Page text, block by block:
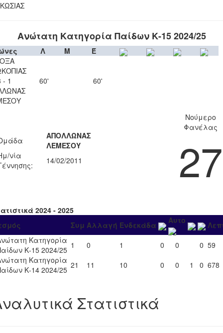
Ανώτατη Κατηγορία Παίδων Κ-15 2024/25
Λ Μ
Έ
- 1
60' 60'
ΑΠΟΛΛΩΝΑΣ
ΛΕΜΕΣΟΥ
νία
14/02/2011
Νούμερο
Φανέλας
27
2024 - 2025
Συμ Αλλαγή Ενδεκάδα Αυτο
Κατηγορία
Κ-15 2024/25 1 0 1 0 0 0 59
Κατηγορία
Κ-14 2024/25 21 11 10 0 0 1 0 678
Στατιστικά